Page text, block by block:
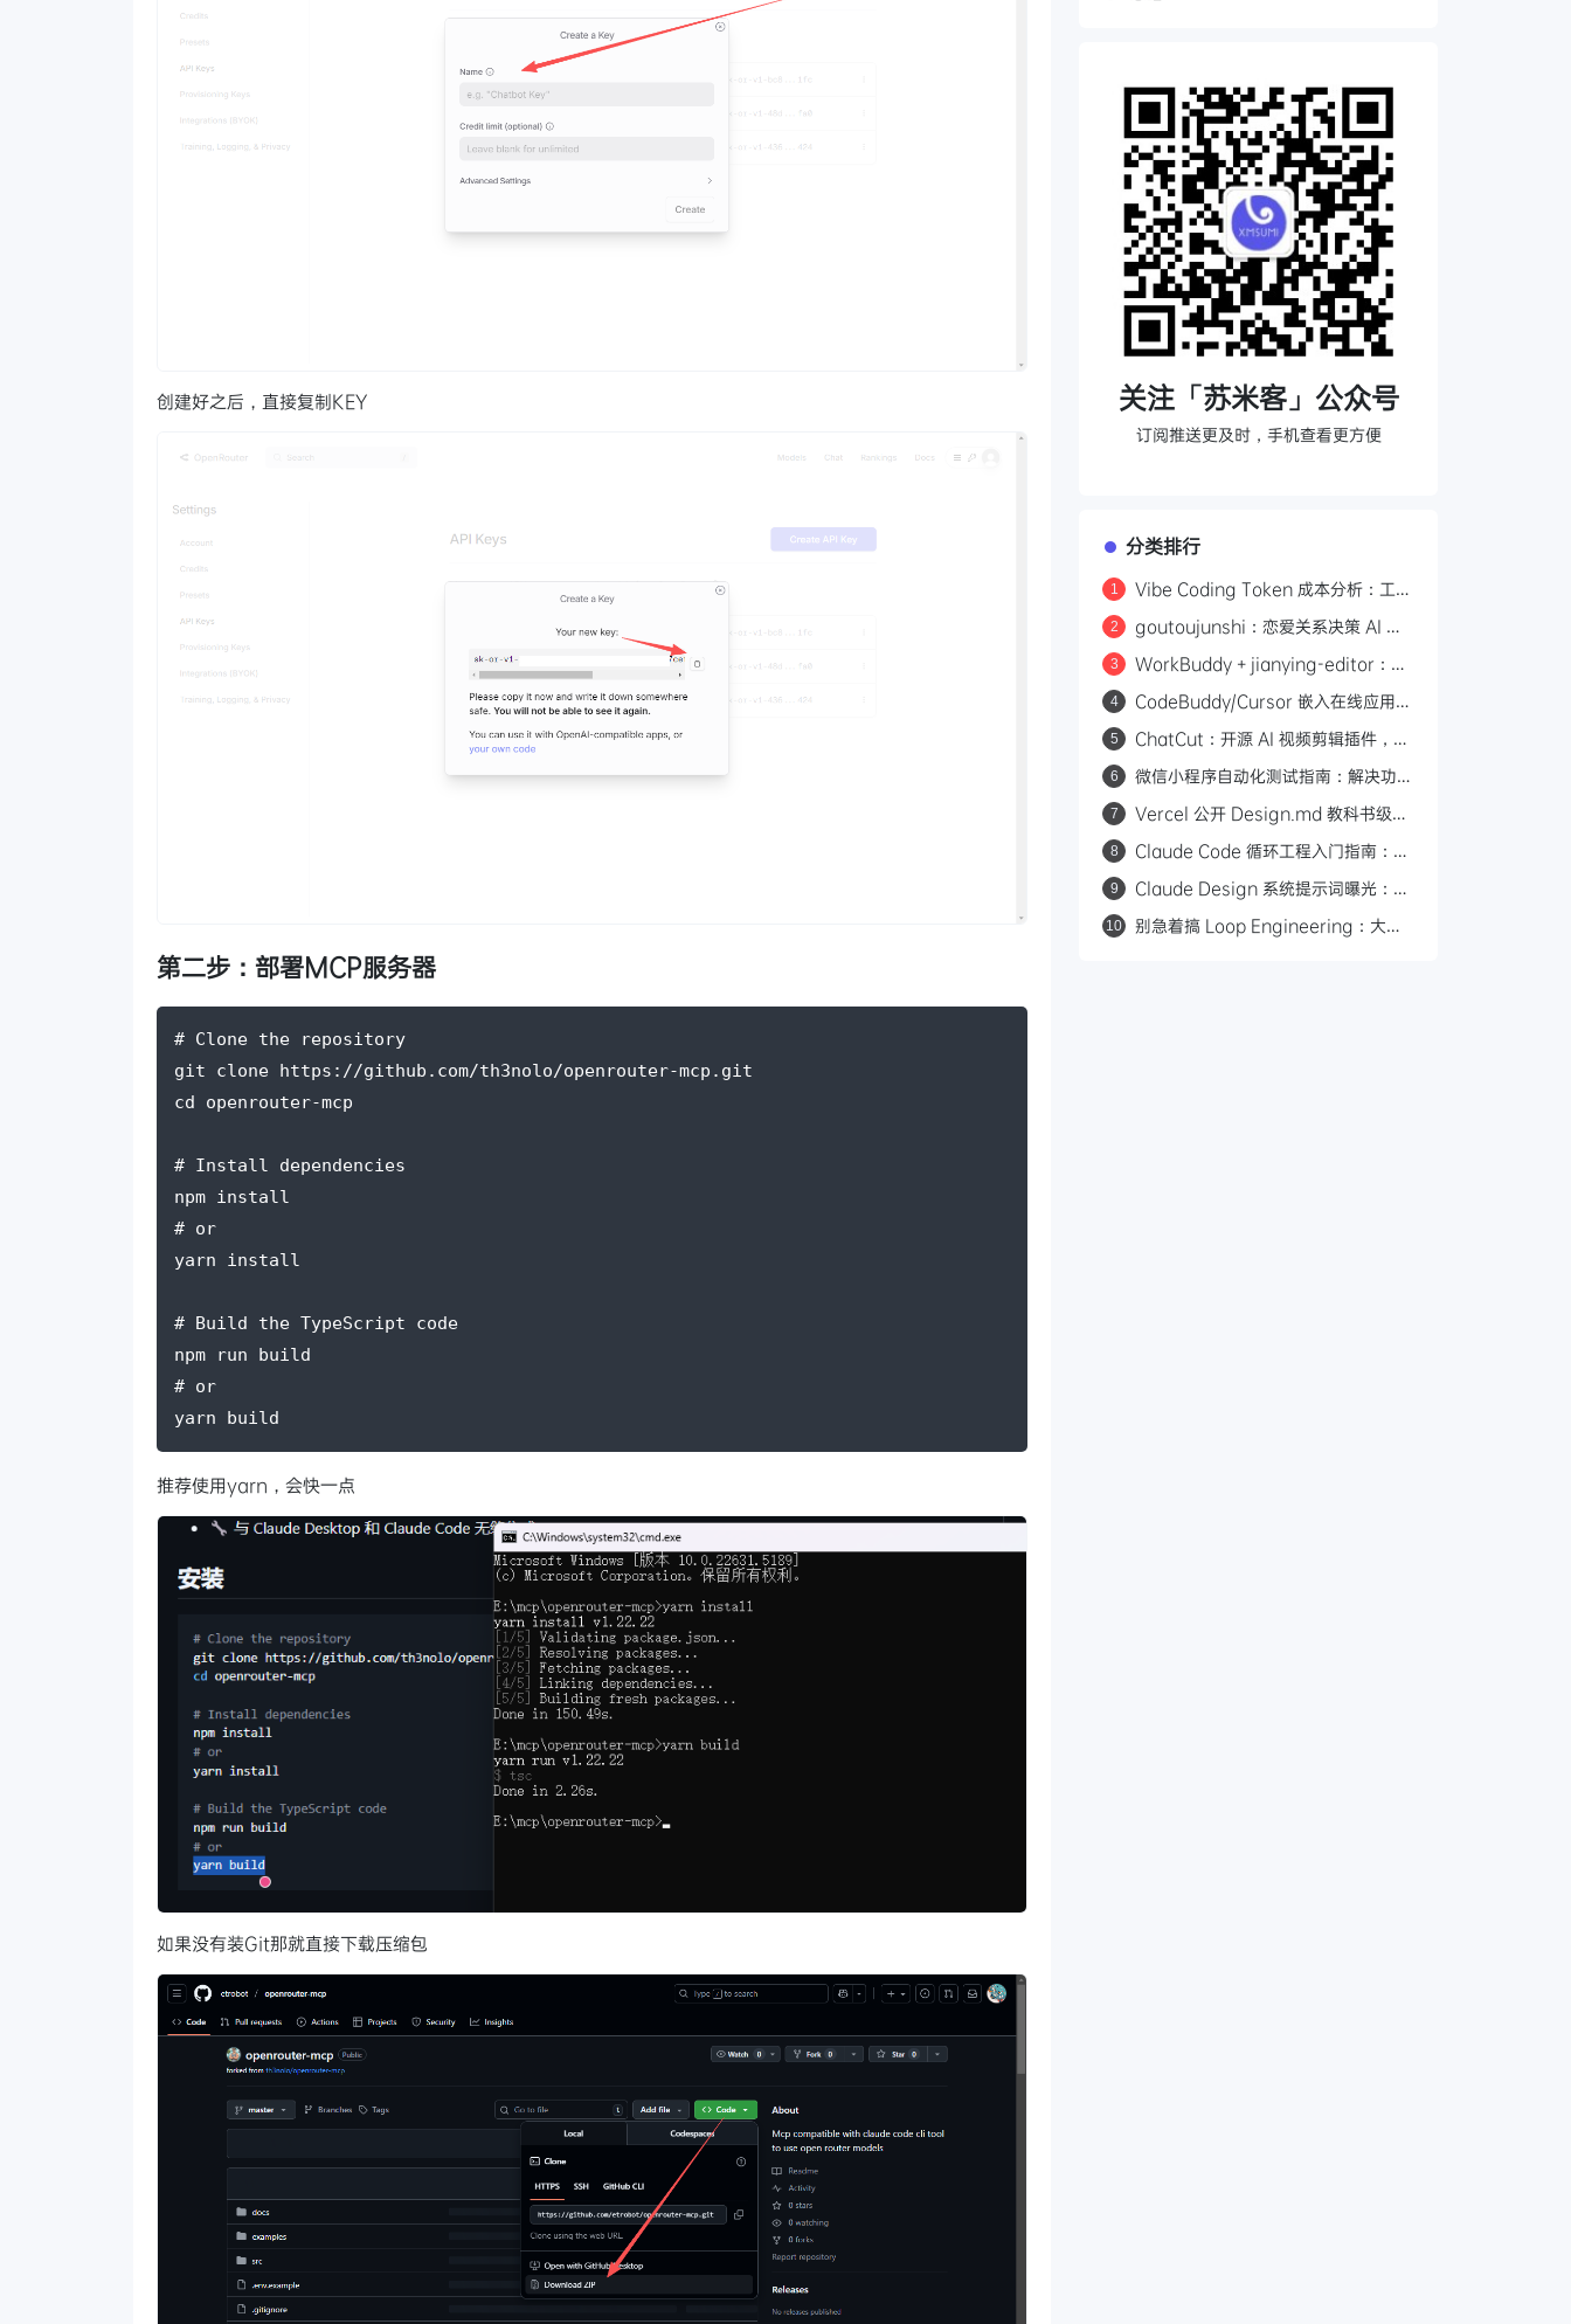
创建好之后，直接复制KEY
第二步：部署MCP服务器
# Clone the repository
git clone https://github.com/th3nolo/openrouter-mcp.git
cd openrouter-mcp
# Install dependencies
npm install
# or
yarn install
# Build the TypeScript code
npm run build
# or
yarn build
推荐使用yarn，会快一点
如果没有装Git那就直接下载压缩包
关注「苏米客」公众号
订阅推送更及时，手机查看更方便
分类排行
1
Vibe Coding Token 成本分析：工具
2
goutoujunshi：恋爱关系决策 AI 助
3
WorkBuddy + jianying-editor：5
4
CodeBuddy/Cursor 嵌入在线应用：
5
ChatCut：开源 AI 视频剪辑插件，用
6
微信小程序自动化测试指南：解决功能
7
Vercel 公开 Design.md 教科书级范
用规范详解
8
Claude Code 循环工程入门指南：基
环模式
9
Claude Design 系统提示词曝光：
10
别急着搞 Loop Engineering：大多